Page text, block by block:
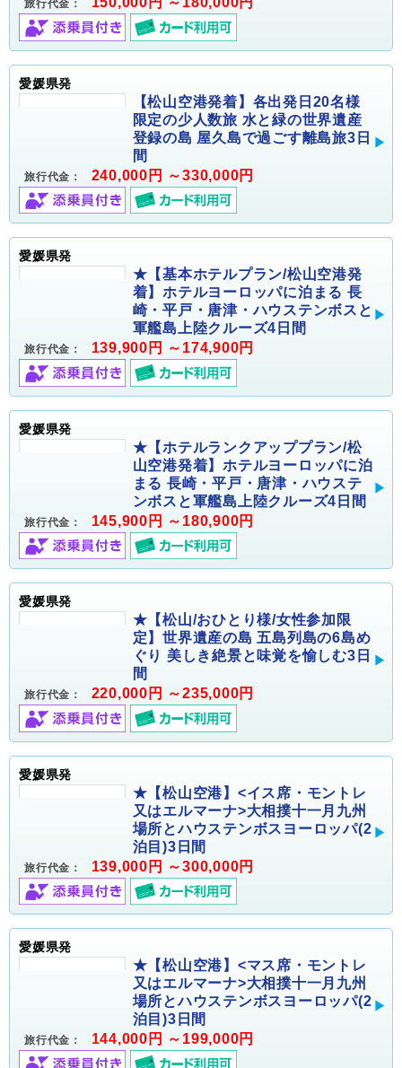
旅行代金：
愛媛県発
【松山空港発着】各出発日20名様
限定の少人数旅 水と緑の世界遺産
登録の島 屋久島で過ごす離島旅3日
間
旅行代金： 240,000円 ～330,000円
愛媛県発
★【基本ホテルプラン/松山空港発
着】ホテルヨーロッパに泊まる 長
崎・平戸・唐津・ハウステンボスと
軍艦島上陸クルーズ4日間
旅行代金： 139,900円 ～174,900円
愛媛県発
★【ホテルランクアッププラン/松
山空港発着】ホテルヨーロッパに泊
まる 長崎・平戸・唐津・ハウステ
ンボスと軍艦島上陸クルーズ4日間
旅行代金： 145,900円 ～180,900円
愛媛県発
★【松山/おひとり様/女性参加限
定】世界遺産の島 五島列島の6島め
ぐり 美しき絶景と味覚を愉しむ3日
間
旅行代金： 220,000円 ～235,000円
愛媛県発
★【松山空港】<イス席・モントレ
又はエルマーナ>大相撲十一月九州
場所とハウステンボスヨーロッパ(2
泊目)3日間
旅行代金： 139,000円 ～300,000円
愛媛県発
★【松山空港】<マス席・モントレ
又はエルマーナ>大相撲十一月九州
場所とハウステンボスヨーロッパ(2
泊目)3日間
旅行代金： 144,000円 ～199,000円